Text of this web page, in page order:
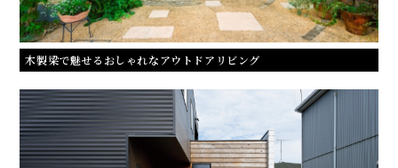
木製梁で魅せるおしゃれなアウトドアリビング